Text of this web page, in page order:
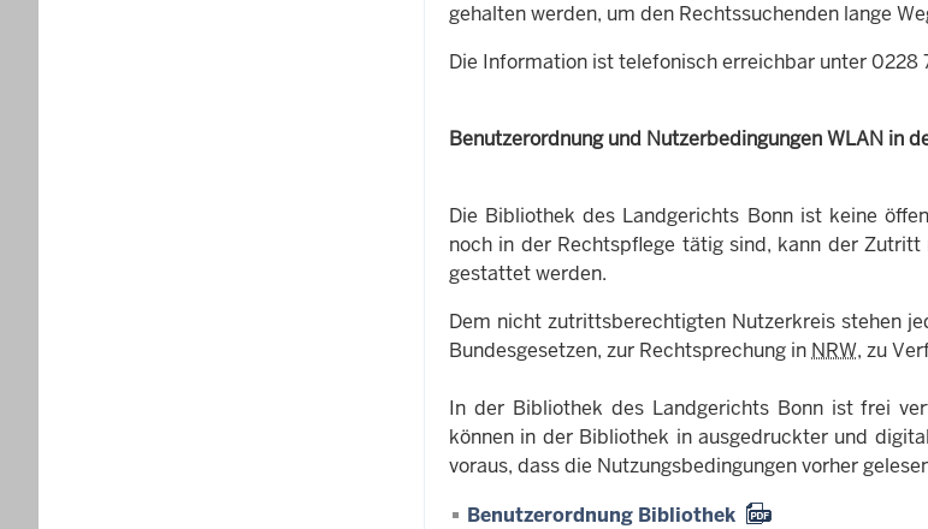
gehalten werden, um den Rechtssuchenden lange
Die Information ist telefonisch erreichbar unter 0228
Benutzerordnung und Nutzerbedingungen WLAN in
Die Bibliothek des Landgerichts Bonn ist keine
noch in der Rechtspflege tätig sind, kann der
gestattet werden.
Dem nicht zutrittsberechtigten Nutzerkreis stehen
Bundesgesetzen, zur Rechtsprechung in NRW, zu
In der Bibliothek des Landgerichts Bonn ist frei
können in der Bibliothek in ausgedruckter und
voraus, dass die Nutzungsbedingungen vorher
Benutzerordnung Bibliothek